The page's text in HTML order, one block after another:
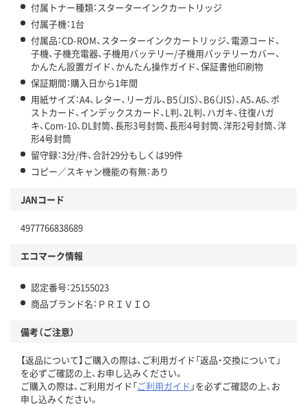
付属トナー種類：スターターインクカートリッジ
付属子機：1台
付属品：CD-ROM、スターターインクカートリッジ、電源コード、
子機、子機充電器、子機用バッテリー/子機用バッテリーカバー、
かんたん設置ガイド、かんたん操作ガイド、保証書他印刷物
保証期間：購入日から1年間
用紙サイズ：A4、レター、リーガル、B5（JIS）、B6（JIS）、A5、A6、ポ
ストカード、インデックスカード、L判、2L判、ハガキ、往復ハガ
キ、Com-10、DL封筒、長形3号封筒、長形4号封筒、洋形2号封筒、洋
形4号封筒
留守録：3分/件、合計29分もしくは99件
コピー／スキャン機能の有無：あり
JANコード
4977766838689
エコマーク情報
認定番号：25155023
商品ブランド名：ＰＲＩＶＩＯ
備考（ご注意）
【返品について】ご購入の際は、ご利用ガイド「返品・交換について」
を必ずご確認の上、お申し込みください。
ご購入の際は、ご利用ガイド「ご利用ガイド 」を必ずご確認の上、お
申し込みください。